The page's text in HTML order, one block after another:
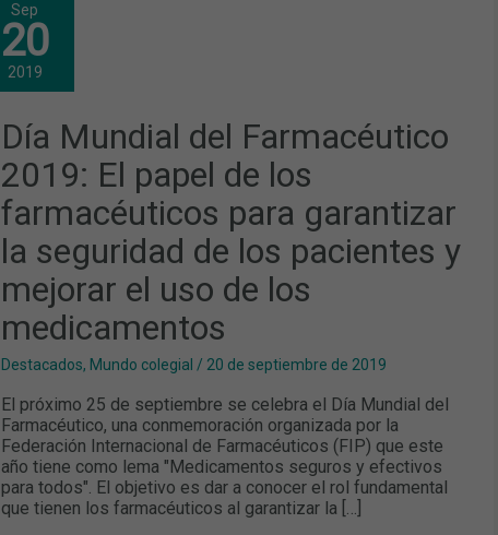
Sep
20
2019
Día Mundial del Farmacéutico
2019: El papel de los
farmacéuticos para garantizar
la seguridad de los pacientes y
mejorar el uso de los
medicamentos
Destacados, Mundo colegial / 20 de septiembre de 2019
El próximo 25 de septiembre se celebra el Día Mundial del
Farmacéutico, una conmemoración organizada por la
Federación Internacional de Farmacéuticos (FIP) que este
año tiene como lema "Medicamentos seguros y efectivos
para todos". El objetivo es dar a conocer el rol fundamental
que tienen los farmacéuticos al garantizar la […]
DÍA
MUNDIAL
DEL
FARMACÉUTICO
2019:
PAPEL
DE
LOS
FARMACÉUTICOS
PARA
GARANTIZAR
LA
DE
LOS
PACIENTES
Y
MEJORAR
EL
DE
MEDICAMENTOS